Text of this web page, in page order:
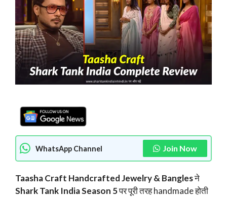
WhatsApp Channel Join Now
Taasha Craft Handcrafted Jewelry & Banglesने
Shark Tank India Season 5पर पूरी तरह handmade होती